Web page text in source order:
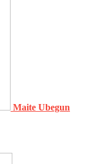
Maite Ubegun